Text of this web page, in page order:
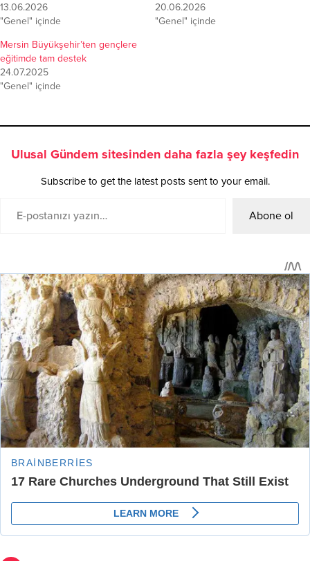
13.06.2026
"Genel" içinde
20.06.2026
"Genel" içinde
Mersin Büyükşehir’ten gençlere
eğitimde tam destek
24.07.2025
"Genel" içinde
Ulusal Gündem sitesinden daha fazla şey keşfedin
Subscribe to get the latest posts sent to your email.
Abone ol